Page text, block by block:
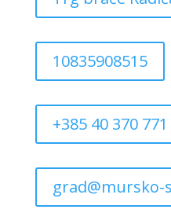
10835908515
+385 40 370 771
grad@mursko-